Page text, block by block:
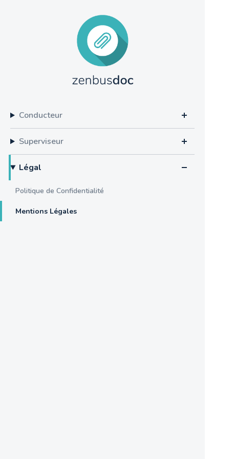
Conducteur
Superviseur
Légal
Politique de Confidentialité
Mentions Légales